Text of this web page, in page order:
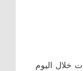
خلال اليوم